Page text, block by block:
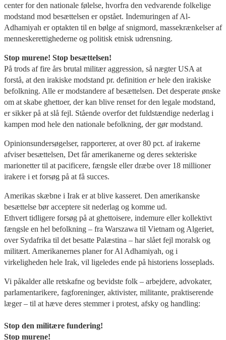
center for den nationale følelse, hvorfra den vedvarende folkelige
modstand mod besættelsen er opstået. Indemuringen af Al-
Adhamiyah er optakten til en bølge af snigmord, massekrænkelser af
menneskerettighederne og politisk etnisk udrensning.
Stop murene! Stop besættelsen!
På trods af fire års brutal militær aggression, så nægter USA at
forstå, at den irakiske modstand pr. definition erhele den irakiske
befolkning. Alle er modstandere af besættelsen. Det desperate ønske
om at skabe ghettoer, der kan blive renset for den legale modstand,
er sikker på at slå fejl. Stående overfor det fuldstændige nederlag i
kampen mod hele den nationale befolkning, der gør modstand.
Opinionsundersøgelser, rapporterer, at over 80 pct. af irakerne
afviser besættelsen, Det får amerikanerne og deres sekteriske
marionetter til at pacificere, fængsle eller dræbe over 18 millioner
irakere i et forsøg på at få succes.
Amerikas skæbne i Irak er at blive kasseret. Den amerikanske
besættelse bør acceptere sit nederlag og komme ud.
Ethvert tidligere forsøg på at ghettoisere, indemure eller kollektivt
fængsle en hel befolkning – fra Warszawa til Vietnam og Algeriet,
over Sydafrika til det besatte Palæstina – har slået fejl moralsk og
militært. Amerikanernes planer for Al Adhamiyah, og i
virkeligheden hele Irak, vil ligeledes ende på historiens losseplads.
Vi påkalder alle retskafne og bevidste folk – arbejdere, advokater,
parlamentarikere, fagforeninger, aktivister, militante, praktiserende
læger – til at hæve deres stemmer i protest, afsky og handling:
Stop den militære fundering!
Stop murene!